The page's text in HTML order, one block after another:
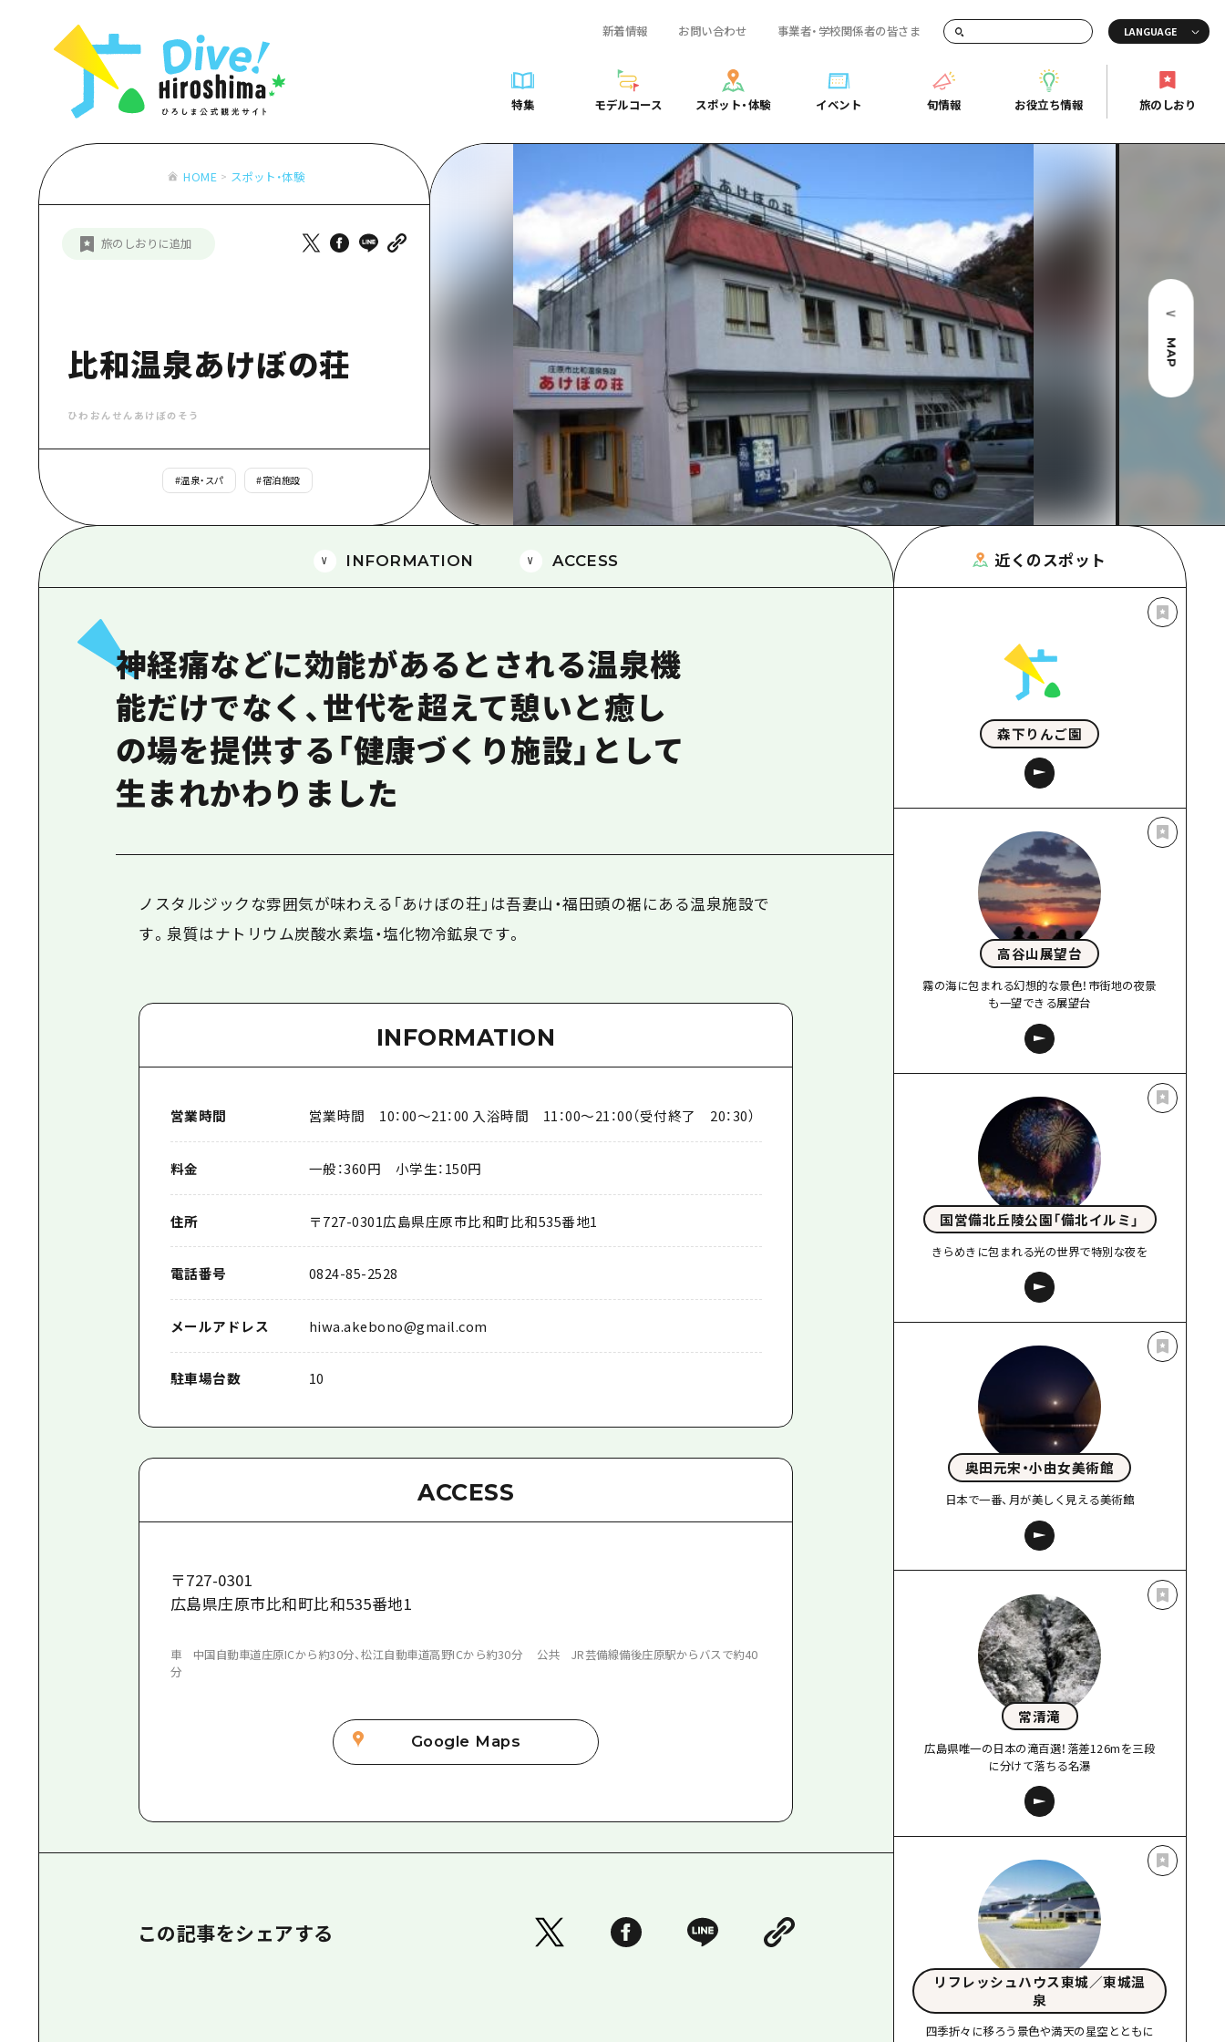
新着情報 お問い合わせ 事業者・学校関係者の皆さま
特集
アート
サイクリング
ショッピング
スポーツ
ナイトライフ
世界遺産
学び・体験
定番
歴史・文化
モデルコース
Dive! Hiroshima 公式ガイド
広島もしもトラベル
あたらしい非日常
広島市周辺
安芸
備後
備北
山口県東部
弾丸
日帰り
半日
1泊2日
2泊3日
スポット・体験
スポット・体験一覧
広島市周辺
安芸
備後
備北
芸北
宮島周辺
山口県東部
愛媛県
島根県
イベント
旬情報
お役立ち情報
お役立ち情報一覧
アクセス
二次交通まとめ
施設の混雑状況のお知らせ
お得な周遊チケット
手荷物預かり・配送サービス
広島おもてなしパス
HIROSHIMA FREE Wi-Fi
観光案内所
広島県を訪れる外国人旅行者向け情報一覧
ボランティアガイド
ユニバーサルツーリズム
広島県の魅力を動画でご紹介！
よくあるご質問
メディア掲載情報
フォトダウンロード
関連リンク
旅のしおり
おすすめ
世界遺産
歴史・文化
宮島周辺
山口県東部
半日
2泊3日
備後
芸北
宮島周辺
山口県東部
愛媛県
お役立ち情報一覧
アクセス
二次交通まとめ
HIROSHIMA FREE Wi-Fi
ボランティアガイド
ユニバーサルツーリズム
広島県の魅力を動画でご紹介！
よくあるご質問
フォトダウンロード
関連リンク
HOME スポット・体験
旅のしおりに追加
比和温泉あけぼの荘
ひわおんせんあけぼのそう
#温泉・スパ #宿泊施設
MAP
INFORMATION ACCESS
神経痛などに効能があるとされる温泉機
能だけでなく、世代を超えて憩いと癒し
の場を提供する「健康づくり施設」として
生まれかわりました
ノスタルジックな雰囲気が味わえる「あけぼの荘」は吾妻山・福田頭の裾にある温泉施設で
す。泉質はナトリウム炭酸水素塩・塩化物冷鉱泉です。
INFORMATION
営業時間 営業時間 10：00～21：00 入浴時間 11：00～21：00（受付終了 20：30）
料金 一般：360円 小学生：150円
住所 〒727-0301広島県庄原市比和町比和535番地1
電話番号 0824-85-2528
メールアドレス hiwa.akebono@gmail.com
駐車場台数 10
ACCESS
〒727-0301
広島県庄原市比和町比和535番地1
車 中国自動車道庄原ICから約30分、松江自動車道高野ICから約30分 公共 JR芸備線備後庄原駅からバスで約40
分
Google Maps
この記事をシェアする
近くのスポット
森下りんご園
高谷山展望台
霧の海に包まれる幻想的な景色！市街地の夜景
も一望できる展望台
国営備北丘陵公園「備北イルミ」
きらめきに包まれる光の世界で特別な夜を
奥田元宋・小由女美術館
日本で一番、月が美しく見える美術館
常清滝
広島県唯一の日本の滝百選！落差126mを三段
に分けて落ちる名瀑
リフレッシュハウス東城／東城温
泉
四季折々に移ろう景色や満天の星空とともに